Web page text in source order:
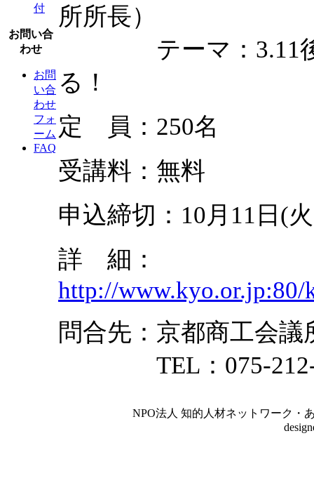
付
お問い合
わせ
お問
い合
わせ
フォ
ーム
FAQ
所所長）
テーマ：3.11後の
る！
定 員：250名
受講料：無料
申込締切：10月11日(
詳 細：
http://www.kyo.or.jp:80/
問合先：京都商工会
TEL：075-212-
NPO法人 知的人材ネットワーク・